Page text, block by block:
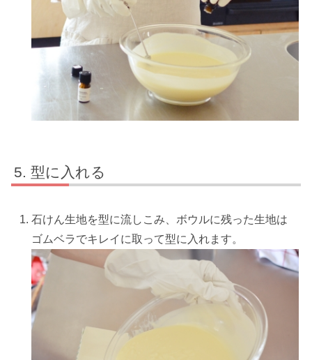
型に入れる
石けん生地を型に流しこみ、ボウルに残った生地は
ゴムベラでキレイに取って型に入れます。